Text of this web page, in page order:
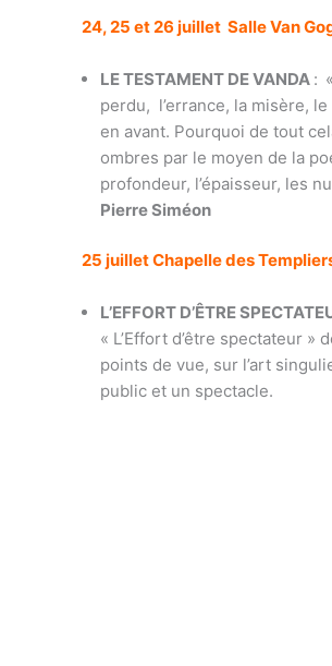
24, 25 et 26 juillet Salle Van
LE TESTAMENT DE VANDA :
perdu, l’errance, la misère,
en avant. Pourquoi de tout
ombres par le moyen de la
profondeur, l’épaisseur, les
Pierre Siméon
25 juillet Chapelle des
L’EFFORT D’ÊTRE
« L’Effort d’être spectateur
points de vue, sur l’art
public et un spectacle.